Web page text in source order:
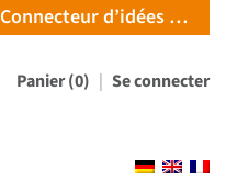
Connecteur d’idées …
Panier (0) Se connecter